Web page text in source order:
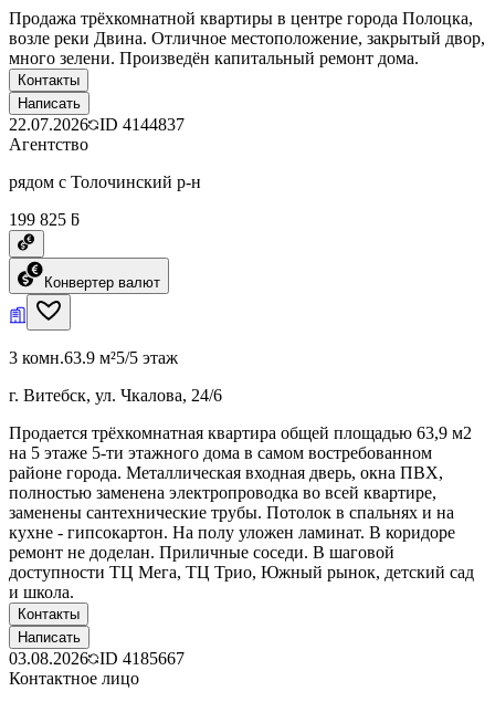
Продажа трёхкомнатной квартиры в центре города Полоцка,
возле реки Двина. Отличное местоположение, закрытый двор,
много зелени. Произведён капитальный ремонт дома.
Контакты
Написать
22.07.2026 ID 4144837
Агентство
рядом с Толочинский р-н
199 825 ƃ
Конвертер валют
3 комн.63.9 м²5/5 этаж
г. Витебск, ул. Чкалова, 24/6
Продается трёхкомнатная квартира общей площадью 63,9 м2
на 5 этаже 5-ти этажного дома в самом востребованном
районе города. Металлическая входная дверь, окна ПВХ,
полностью заменена электропроводка во всей квартире,
заменены сантехнические трубы. Потолок в спальнях и на
кухне - гипсокартон. На полу уложен ламинат. В коридоре
ремонт не доделан. Приличные соседи. В шаговой
доступности ТЦ Мега, ТЦ Трио, Южный рынок, детский сад
и школа.
Контакты
Написать
03.08.2026 ID 4185667
Контактное лицо